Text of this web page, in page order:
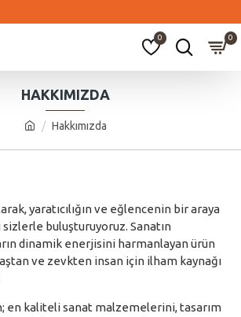
0 0
Hakkımızda
HAKKIMIZDA
yaratıcılığın ve eğlencenin bir araya
sizlerle buluşturuyoruz. Sanatın
dinamik enerjisini harmanlayan ürün
ve zevkten insan için ilham kaynağı
en kaliteli sanat malzemelerini, tasarım